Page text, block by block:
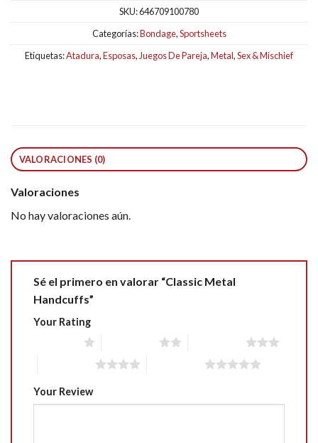
SKU:646709100780
Categorías:Bondage,Sportsheets
Etiquetas:Atadura,Esposas, Juegos De Pareja,Metal,Sex & Mischief
VALORACIONES (0)
Valoraciones
No hay valoraciones aún.
Sé el primero en valorar “Classic Metal
Handcuffs”
Your Rating
Your Review